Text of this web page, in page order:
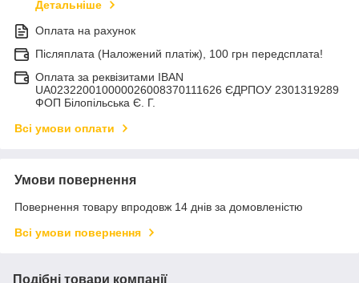
Детальніше
Оплата на рахунок
Післяплата (Наложений платіж), 100 грн передсплата!
Оплата за реквізитами IBAN
UA023220010000026008370111626 ЄДРПОУ 2301319289
ФОП Білопільська Є. Г.
Всі умови оплати
Умови повернення
Повернення товару впродовж 14 днів за домовленістю
Всі умови повернення
Подібні товари компанії